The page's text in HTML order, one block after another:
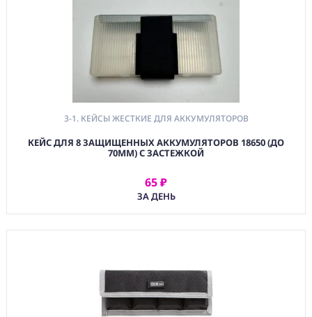
3-1. КЕЙСЫ ЖЕСТКИЕ ДЛЯ АККУМУЛЯТОРОВ
КЕЙС ДЛЯ 8 ЗАЩИЩЕННЫХ АККУМУЛЯТОРОВ 18650 (ДО
70ММ) С ЗАСТЕЖКОЙ
65 ₽
ЗА ДЕНЬ
АРЕНДОВАТЬ